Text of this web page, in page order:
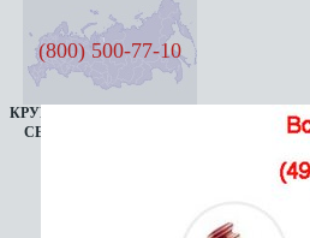
(800) 500-77-10
КРУГЛОСУТОЧНАЯ ЛИНИЯ
СЕМЬ ДНЕЙ В НЕДЕЛЮ